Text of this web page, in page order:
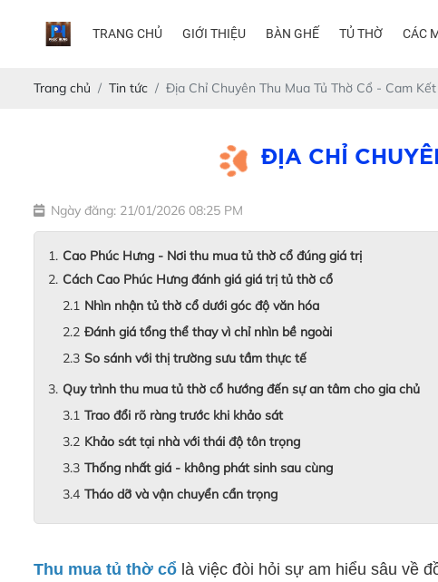
TRANG CHỦ GIỚI THIỆU BÀN GHẾ TỦ THỜ CÁC
Trang chủ Tin tức Địa Chỉ Chuyên Thu Mua Tủ Thờ Cổ - Cam
ĐỊA CHỈ
Ngày đăng: 21/01/2026 08:25 PM
Cao Phúc Hưng - Nơi thu mua tủ thờ cổ đúng giá trị
Cách Cao Phúc Hưng đánh giá giá trị tủ thờ cổ
Nhìn nhận tủ thờ cổ dưới góc độ văn hóa
Đánh giá tổng thể thay vì chỉ nhìn bề ngoài
So sánh với thị trường sưu tầm thực tế
Quy trình thu mua tủ thờ cổ hướng đến sự an tâm cho gia chủ
Trao đổi rõ ràng trước khi khảo sát
Khảo sát tại nhà với thái độ tôn trọng
Thống nhất giá - không phát sinh sau cùng
Tháo dỡ và vận chuyển cẩn trọng
Thu mua tủ thờ cổ là việc đòi hỏi sự am hiểu sâu về